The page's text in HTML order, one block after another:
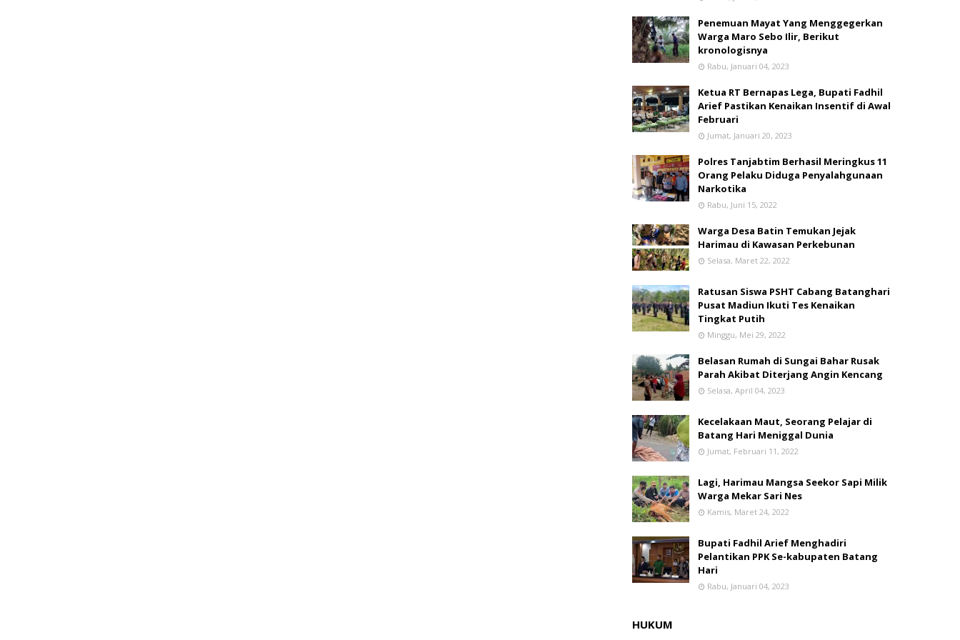
Penemuan Mayat Yang Menggegerkan
Warga Maro Sebo Ilir, Berikut
kronologisnya
Rabu, Januari 04, 2023
Ketua RT Bernapas Lega, Bupati Fadhil
Arief Pastikan Kenaikan Insentif di Awal
Februari
Jumat, Januari 20, 2023
Polres Tanjabtim Berhasil Meringkus 11
Orang Pelaku Diduga Penyalahgunaan
Narkotika
Rabu, Juni 15, 2022
Warga Desa Batin Temukan Jejak
Harimau di Kawasan Perkebunan
Selasa, Maret 22, 2022
Ratusan Siswa PSHT Cabang Batanghari
Pusat Madiun Ikuti Tes Kenaikan
Tingkat Putih
Minggu, Mei 29, 2022
Belasan Rumah di Sungai Bahar Rusak
Parah Akibat Diterjang Angin Kencang
Selasa, April 04, 2023
Kecelakaan Maut, Seorang Pelajar di
Batang Hari Meniggal Dunia
Jumat, Februari 11, 2022
Lagi, Harimau Mangsa Seekor Sapi Milik
Warga Mekar Sari Nes
Kamis, Maret 24, 2022
Bupati Fadhil Arief Menghadiri
Pelantikan PPK Se-kabupaten Batang
Hari
Rabu, Januari 04, 2023
HUKUM